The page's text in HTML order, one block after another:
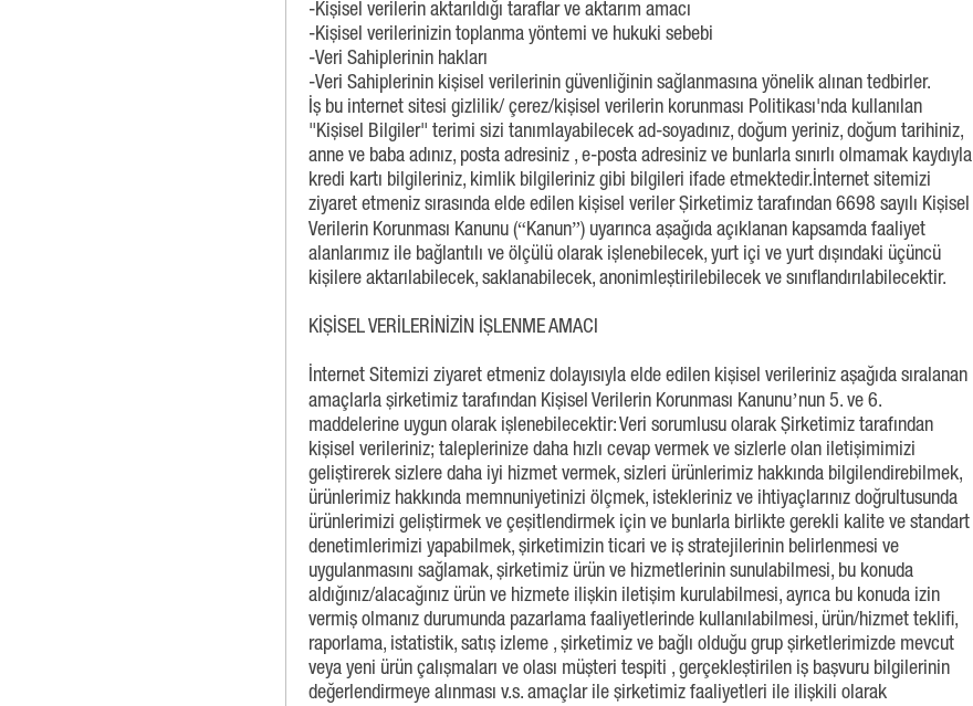
-Kişisel verilerin aktarıldığı taraflar ve aktarım amacı
-Kişisel verilerinizin toplanma yöntemi ve hukuki sebebi
-Veri Sahiplerinin hakları
-Veri Sahiplerinin kişisel verilerinin güvenliğinin sağlanmasına yönelik alınan tedbirler.
İş bu internet sitesi gizlilik/ çerez/kişisel verilerin korunması Politikası'nda kullanılan
"Kişisel Bilgiler" terimi sizi tanımlayabilecek ad-soyadınız, doğum yeriniz, doğum tarihiniz,
anne ve baba adınız, posta adresiniz , e-posta adresiniz ve bunlarla sınırlı olmamak kaydıyla
kredi kartı bilgileriniz, kimlik bilgileriniz gibi bilgileri ifade etmektedir.İnternet sitemizi
ziyaret etmeniz sırasında elde edilen kişisel veriler Şirketimiz tarafından 6698 sayılı Kişisel
Verilerin Korunması Kanunu (“Kanun”) uyarınca aşağıda açıklanan kapsamda faaliyet
alanlarımız ile bağlantılı ve ölçülü olarak işlenebilecek, yurt içi ve yurt dışındaki üçüncü
kişilere aktarılabilecek, saklanabilecek, anonimleştirilebilecek ve sınıflandırılabilecektir.
KİŞİSEL VERİLERİNİZİN İŞLENME AMACI
İnternet Sitemizi ziyaret etmeniz dolayısıyla elde edilen kişisel verileriniz aşağıda sıralanan
amaçlarla şirketimiz tarafından Kişisel Verilerin Korunması Kanunu’nun 5. ve 6.
maddelerine uygun olarak işlenebilecektir: Veri sorumlusu olarak Şirketimiz tarafından
kişisel verileriniz; taleplerinize daha hızlı cevap vermek ve sizlerle olan iletişimimizi
geliştirerek sizlere daha iyi hizmet vermek, sizleri ürünlerimiz hakkında bilgilendirebilmek,
ürünlerimiz hakkında memnuniyetinizi ölçmek, istekleriniz ve ihtiyaçlarınız doğrultusunda
ürünlerimizi geliştirmek ve çeşitlendirmek için ve bunlarla birlikte gerekli kalite ve standart
denetimlerimizi yapabilmek, şirketimizin ticari ve iş stratejilerinin belirlenmesi ve
uygulanmasını sağlamak, şirketimiz ürün ve hizmetlerinin sunulabilmesi, bu konuda
aldığınız/alacağınız ürün ve hizmete ilişkin iletişim kurulabilmesi, ayrıca bu konuda izin
vermiş olmanız durumunda pazarlama faaliyetlerinde kullanılabilmesi, ürün/hizmet teklifi,
raporlama, istatistik, satış izleme , şirketimiz ve bağlı olduğu grup şirketlerimizde mevcut
veya yeni ürün çalışmaları ve olası müşteri tespiti , gerçekleştirilen iş başvuru bilgilerinin
değerlendirmeye alınması v.s. amaçlar ile şirketimiz faaliyetleri ile ilişkili olarak